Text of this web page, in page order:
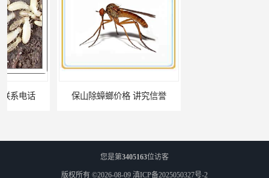
保山除蟑螂价格 讲究信誉
您是第3405163位访客
版权所有 ©2026-08-09 滇ICP备2025050327号-2